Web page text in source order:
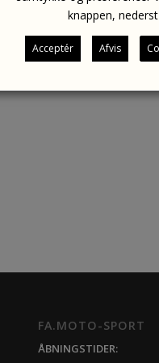
FA.MOTO-SPORT
ÅBNINGSTIDER:
knappen,
Acceptér Afvis